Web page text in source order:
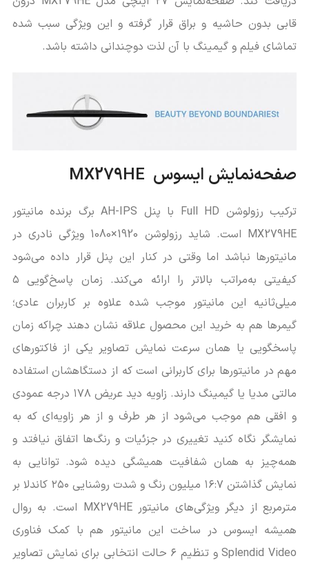
قابی بدون حاشیه و براق قرار گرفته و این ویژگی سبب شده
تماشای فیلم و گیمینگ با آن لذت دوچندانی داشته باشد.
صفحه‌نمایش ایسوس MX279HE
ترکیب رزولوشن Full HD با پنل AH-IPS برگ برنده مانیتور
MX279HE است. شاید رزولوشن 1920×1080 ویژگی نادری در
مانیتورها نباشد اما وقتی در کنار این پنل قرار داده می‌شود
کیفیتی به‌مراتب بالاتر را ارائه می‌کند. زمان پاسخ‌گویی ۵
میلی‌ثانیه این مانیتور موجب شده علاوه بر کاربران عادی؛
گیمرها هم به خرید این محصول علاقه نشان دهند چراکه زمان
پاسخگویی یا همان سرعت نمایش تصاویر یکی از فاکتورهای
مهم در مانیتورها برای کاربرانی است که از دستگاهشان استفاده
مالتی مدیا یا گیمینگ دارند. زاویه دید عریض ۱۷۸ درجه عمودی
و افقی هم موجب می‌شود از هر طرف و از هر زاویه‌ای که به
نمایشگر نگاه کنید تغییری در جزئیات و رنگ‌ها اتفاق نیافتد و
همه‌چیز به همان شفافیت همیشگی دیده شود. توانایی به
نمایش گذاشتن ۱۶:۷ میلیون رنگ و شدت روشنایی ۲۵۰ کاندلا بر
مترمربع از دیگر ویژگی‌های مانیتور MX279HE است. به روال
همیشه ایسوس در ساخت این مانیتور هم با کمک فناوری
Splendid Video و تنظیم ۶ حالت انتخابی برای نمایش تصاویر